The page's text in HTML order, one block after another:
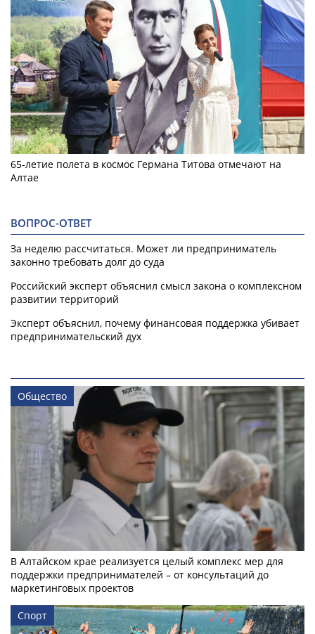
65-летие полета в космос Германа Титова отмечают на
Алтае
ВОПРОС-ОТВЕТ
За неделю рассчитаться. Может ли предприниматель
законно требовать долг до суда
Российский эксперт объяснил смысл закона о комплексном
развитии территорий
Эксперт объяснил, почему финансовая поддержка убивает
предпринимательский дух
Общество
В Алтайском крае реализуется целый комплекс мер для
поддержки предпринимателей – от консультаций до
маркетинговых проектов
Спорт